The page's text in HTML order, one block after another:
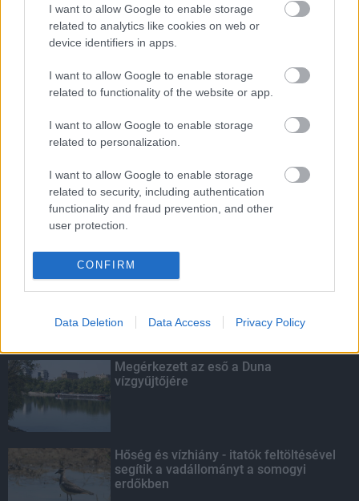
I want to allow Google to enable storage
related to analytics like cookies on web or
device identifiers in apps.
I want to allow Google to enable storage
related to functionality of the website or app.
I want to allow Google to enable storage
related to personalization.
I want to allow Google to enable storage
related to security, including authentication
functionality and fraud prevention, and other
user protection.
CONFIRM
Data Deletion Data Access Privacy Policy
LEGOLVASOTTABB
Megnyílt a világ első olyan
gyógyszertára, ahol pirulák helyett
verseket írnak fel
MotoGP - Ismét hazánk látja vendégül a
Ikonikus nosztalgiahajókkal
Megérkezett az eső a Duna
vízgyűjtőjére
Hőség és vízhiány - itatók feltöltésével
segítik a vadállományt a somogyi
erdőkben